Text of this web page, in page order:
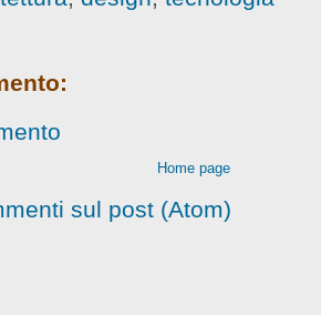
Home page
sul post (Atom)